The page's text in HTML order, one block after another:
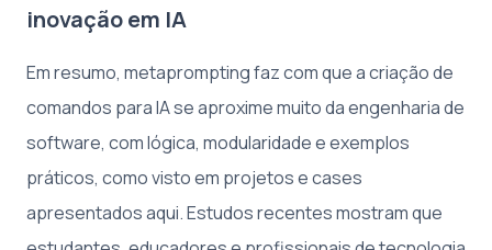
inovação em IA
Em resumo, metaprompting faz com que a criação de
comandos para IA se aproxime muito da engenharia de
software, com lógica, modularidade e exemplos
práticos, como visto em projetos e cases
apresentados aqui. Estudos recentes mostram que